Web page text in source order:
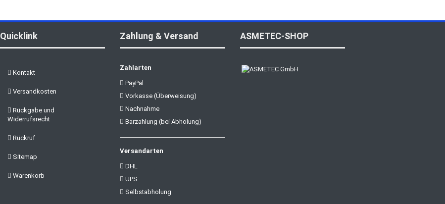
Quicklink
Kontakt
Versandkosten
Rückgabe und
Widerrufsrecht
Rückruf
Sitemap
Warenkorb
Zahlung & Versand
Zahlarten
PayPal
Vorkasse (Überweisung)
Nachnahme
Barzahlung (bei Abholung)
Versandarten
DHL
UPS
Selbstabholung
ASMETEC-SHOP